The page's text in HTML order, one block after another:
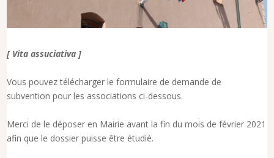
[ Vita assuciativa ]
Vous pouvez télécharger le formulaire de demande de
subvention pour les associations ci-dessous.
Merci de le déposer en Mairie avant la fin du mois de février 2021
afin que le dossier puisse être étudié.